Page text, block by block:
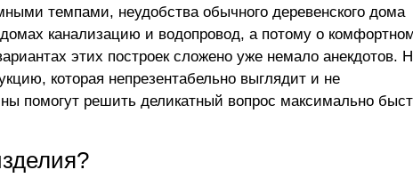
темпами, неудобства обычного деревенского дома
канализацию и водопровод, а потому о
этих построек сложено уже немало анекдотов.
которая непрезентабельно выглядит и не
помогут решить деликатный вопрос максимально